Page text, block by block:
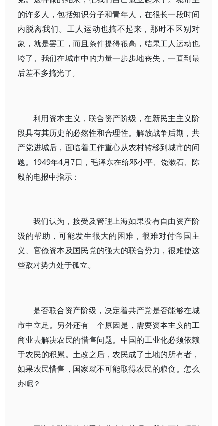
的许多人，包括知识分子和青年人，在很长一段时间
内脱离我们。工人运动也搞不起来，那时不区别对
象，就是罢工，而且条件提得很高，结果工人运动也
垮了。我们在城市中的力量一步步地丧失，一直到最
后差不多搞光了。
利用资本主义，联合资产阶级，在新民主主义阶
段具有其历史的必然性和合理性。解放战争后期，共
产党进城后，面临着工作重心从农村转移到城市的问
题。1949年4月7日，毛泽东在给邓小平、饶漱石、陈
毅的电报中指示：
我们认为，接受及管理上海如果没有自由资产阶
级的帮助，可能发生很大的困难，很难对付帝国主
义、官僚资本及国民党的强大的联合势力，很难使这
些敌对势力处于孤立。
是否联合资产阶级，决定着共产党是否能够在城
市中立足。另外还有一个原因是，需要资本主义的工
商业去解决农民的惜售问题。中国的工业化必须依赖
于农民的积累。土改之后，农民成了土地的所有者，
如果农民惜售，国家就不可能取得农民的粮食。怎么
办呢？